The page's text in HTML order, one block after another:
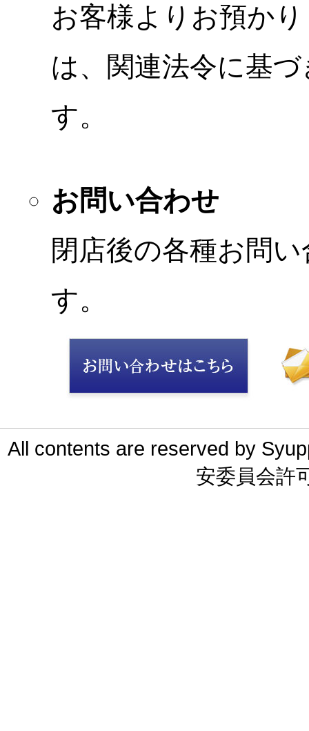
お客様よりお預か
は、関連法令に基
す。
お問い合わせ
閉店後の各種お問
す。
All contents are reserved by
安委員会許